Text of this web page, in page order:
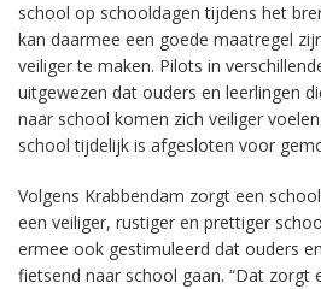
school op schooldagen tijdens het
kan daarmee een goede maatregel
veiliger te maken. Pilots in
uitgewezen dat ouders en leerlingen
naar school komen zich veiliger
school tijdelijk is afgesloten voor
Volgens Krabbendam zorgt een
een veiliger, rustiger en prettiger
ermee ook gestimuleerd dat ouders
fietsend naar school gaan. “Dat zorgt